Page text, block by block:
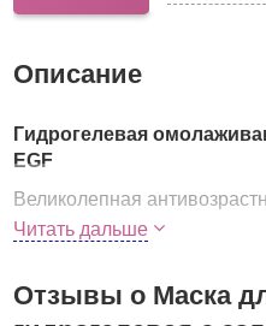
Описание
Гидрогелевая
EGF
Великолепная
запускают
сосудов, благодаря чему
Читать дальше
Отзывы о Маска